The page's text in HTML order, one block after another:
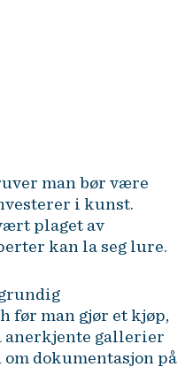
man bør være
i kunst.
plaget av
kan la seg lure.
før man gjør et kjøp,
anerkjente gallerier
dokumentasjon på